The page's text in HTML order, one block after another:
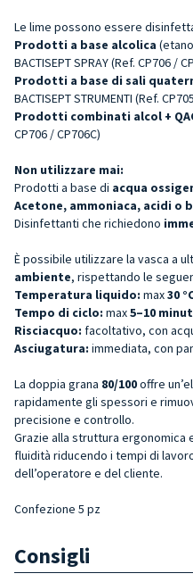
Le lime possono essere
Prodotti a base alcolica
BACTISEPT SPRAY (Ref. CP706 /
Prodotti a base di sali
BACTISEPT STRUMENTI (Ref.
Prodotti combinati alcol +
CP706 / CP706C)
Non utilizzare mai:
Prodotti a base di acqua
Acetone, ammoniaca, acidi o
Disinfettanti che richiedono
È possibile utilizzare la vasca a
ambiente, rispettando le
Temperatura liquido: max30
Tempo di ciclo: max5–10
Risciacquo: facoltativo, con
Asciugatura: immediata, con
La doppia grana 80/100offre
rapidamente gli spessori e
precisione e controllo.
Grazie alla struttura ergonomica
fluidità riducendo i tempi di
dell’operatore e del cliente.
Confezione 5 pz
Consigli